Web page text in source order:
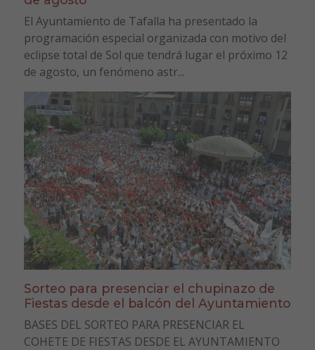
El Ayuntamiento de Tafalla ha presentado la
programación especial organizada con motivo del
eclipse total de Sol que tendrá lugar el próximo 12
de agosto, un fenómeno astr...
Sorteo para presenciar el chupinazo de
Fiestas desde el balcón del Ayuntamiento
BASES DEL SORTEO PARA PRESENCIAR EL
COHETE DE FIESTAS DESDE EL AYUNTAMIENTO